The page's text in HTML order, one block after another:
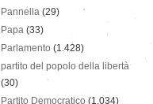
Pannella (29)
Papa (33)
Parlamento (1.428)
partito del popolo della libertà
(30)
Partito Democratico (1.034)